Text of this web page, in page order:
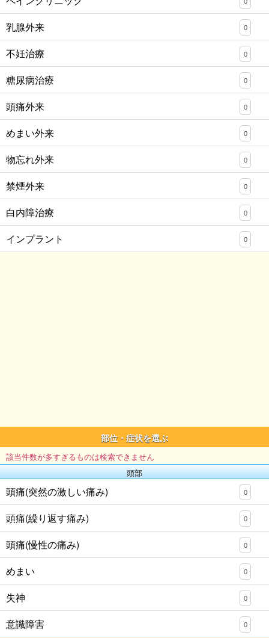
乳腺外来 0
不妊治療 0
糖尿病治療 0
頭痛外来 0
めまい外来 0
物忘れ外来 0
禁煙外来 0
白内障治療 0
インプラント 0
部位・症状を選ぶ
該当件数が多すぎるものは検索できません
頭部
頭痛(突然の激しい痛み) 0
頭痛(繰り返す痛み) 0
頭痛(慢性の痛み) 0
めまい 0
失神 0
意識障害 0